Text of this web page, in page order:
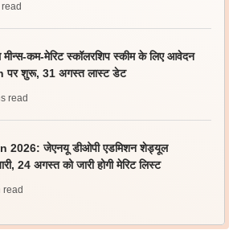
read
कम-मेरिट स्कॉलरशिप स्कीम के लिए आवेदन
शुरू, 31 अगस्त लास्ट डेट
read
2026: जेएनयू डीओपी एडमिशन शेड्यूल
24 अगस्त को जारी होगी मेरिट लिस्ट
read